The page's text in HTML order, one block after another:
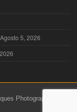
Agosto 5, 2026
Photography